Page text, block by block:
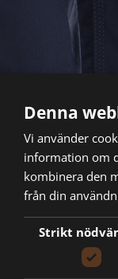
Denna
Vi använder
information om
kombinera den
från din
Strikt